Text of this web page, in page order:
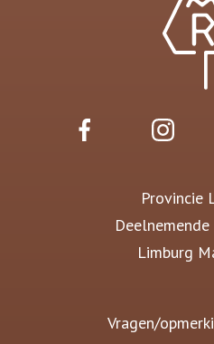
Provincie
Limburg
Vragen/